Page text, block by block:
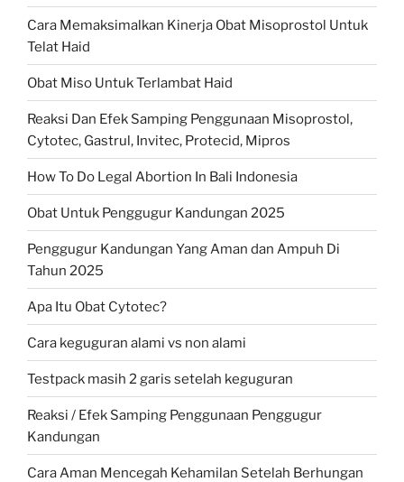
Cara Memaksimalkan Kinerja Obat Misoprostol Untuk
Telat Haid
Obat Miso Untuk Terlambat Haid
Reaksi Dan Efek Samping Penggunaan Misoprostol,
Cytotec, Gastrul, Invitec, Protecid, Mipros
How To Do Legal Abortion In Bali Indonesia
Obat Untuk Penggugur Kandungan 2025
Penggugur Kandungan Yang Aman dan Ampuh Di
Tahun 2025
Apa Itu Obat Cytotec?
Cara keguguran alami vs non alami
Testpack masih 2 garis setelah keguguran
Reaksi / Efek Samping Penggunaan Penggugur
Kandungan
Cara Aman Mencegah Kehamilan Setelah Berhungan